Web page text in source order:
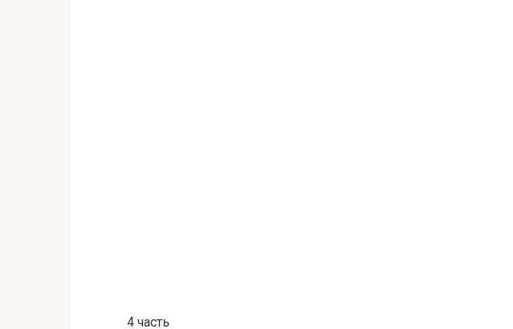
4 часть